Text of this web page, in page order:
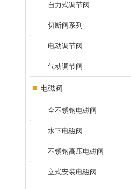
自力式调节阀
切断阀系列
电动调节阀
气动调节阀
电磁阀
全不锈钢电磁阀
水下电磁阀
不锈钢高压电磁阀
立式安装电磁阀